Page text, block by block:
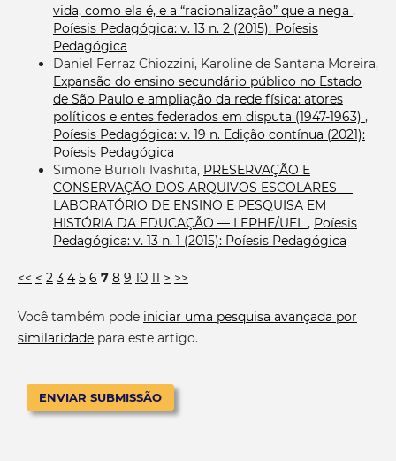
vida, como ela é, e a “racionalização” que a nega ,
Poíesis Pedagógica: v. 13 n. 2 (2015): Poíesis
Pedagógica
Daniel Ferraz Chiozzini, Karoline de Santana Moreira,
Expansão do ensino secundário público no Estado
de São Paulo e ampliação da rede física: atores
políticos e entes federados em disputa (1947-1963) ,
Poíesis Pedagógica: v. 19 n. Edição contínua (2021):
Poíesis Pedagógica
Simone Burioli Ivashita, PRESERVAÇÃO E
CONSERVAÇÃO DOS ARQUIVOS ESCOLARES —
LABORATÓRIO DE ENSINO E PESQUISA EM
HISTÓRIA DA EDUCAÇÃO — LEPHE/UEL, Poíesis
Pedagógica: v. 13 n. 1 (2015): Poíesis Pedagógica
<< < 2 3 4 5 6 7 8 9 10 11 > >>
Você também pode iniciar uma pesquisa avançada por
similaridadepara este artigo.
ENVIAR SUBMISSÃO